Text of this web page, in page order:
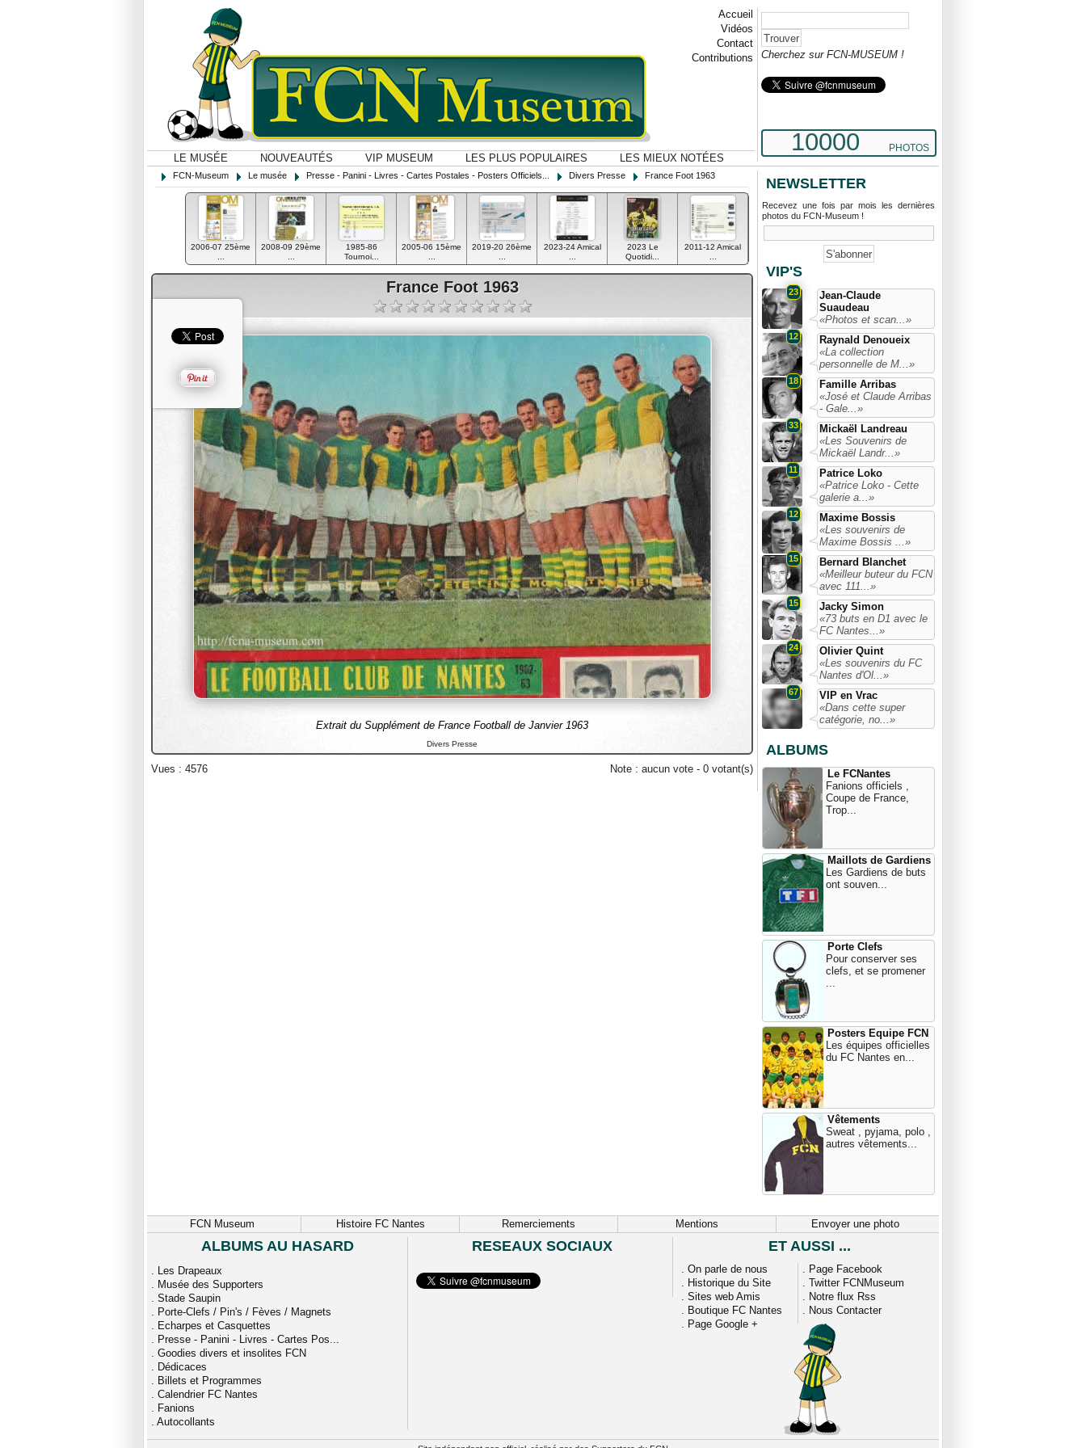
Accueil
Vidéos
Contact
Contributions
LE MUSÉE NOUVEAUTÉS VIP MUSEUM LES PLUS POPULAIRES LES MIEUX NOTÉES
Cherchez sur FCN-MUSEUM !
10000 PHOTOS
FCN-Museum Le musée Presse - Panini - Livres - Cartes Postales - Posters Officiels... Divers Presse France Foot 1963
2006-07 25ème
2008-09 29ème
1985-86
Tournoi...
2005-06 15ème
2019-20 26ème
2023-24 Amical
2023 Le
Quotidi...
2011-12 Amical
France Foot 1963
Extrait du Supplément de France Football de Janvier 1963
Divers Presse
Vues : 4576 Note : aucun vote - 0 votant(s)
NEWSLETTER
Recevez une fois par mois les dernières
photos du FCN-Museum !
VIP'S
23
Jean-Claude
Suaudeau
«Photos et scan...»
12
Raynald Denoueix
«La collection
personnelle de M...»
18
Famille Arribas
«José et Claude Arribas
- Gale...»
33
Mickaël Landreau
«Les Souvenirs de
Mickaël Landr...»
11
Patrice Loko
«Patrice Loko - Cette
galerie a...»
12
Maxime Bossis
«Les souvenirs de
Maxime Bossis ...»
15
Bernard Blanchet
«Meilleur buteur du FCN
avec 111...»
15
Jacky Simon
«73 buts en D1 avec le
FC Nantes...»
24
Olivier Quint
«Les souvenirs du FC
Nantes d'Ol...»
67
VIP en Vrac
«Dans cette super
catégorie, no...»
ALBUMS
Le FCNantes
Fanions officiels ,
Coupe de France,
Trop...
Maillots de Gardiens
Les Gardiens de buts
ont souven...
Porte Clefs
Pour conserver ses
clefs, et se promener
...
Posters Equipe FCN
Les équipes officielles
du FC Nantes en...
Vêtements
Sweat , pyjama, polo ,
autres vêtements...
FCN Museum Histoire FC Nantes Remerciements Mentions Envoyer une photo
ALBUMS AU HASARD
. Les Drapeaux
. Musée des Supporters
. Stade Saupin
. Porte-Clefs / Pin's / Fèves / Magnets
. Echarpes et Casquettes
. Presse - Panini - Livres - Cartes Pos...
. Goodies divers et insolites FCN
. Dédicaces
. Billets et Programmes
. Calendrier FC Nantes
. Fanions
. Autocollants
RESEAUX SOCIAUX ET AUSSI ...
. On parle de nous
. Historique du Site
. Sites web Amis
. Boutique FC Nantes
. Page Google +
. Page Facebook
. Twitter FCNMuseum
. Notre flux Rss
. Nous Contacter